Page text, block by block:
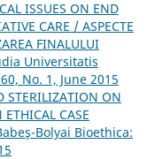
ISSUES ON END
CARE / ASPECTE
FINALULUI
Universitatis
No. 1, June 2015
STERILIZATION ON
CASE
Bolyai Bioethica: